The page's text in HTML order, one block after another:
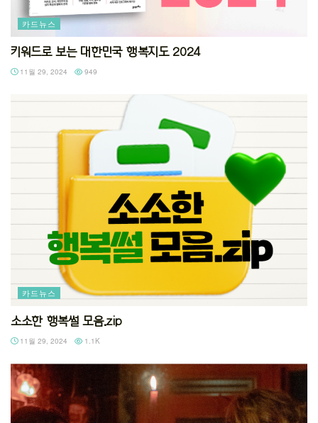
카드뉴스
키워드로 보는 대한민국 행복지도 2024
11월 29, 2024 949
카드뉴스
소소한 행복썰 모음.zip
11월 29, 2024 1.1K